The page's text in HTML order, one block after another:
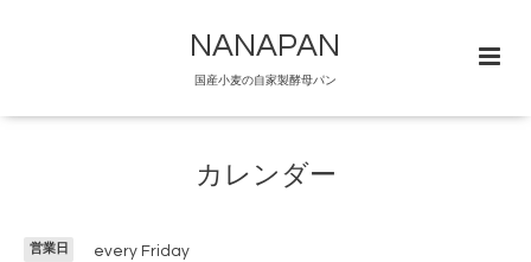
NANAPAN
国産小麦の自家製酵母パン
カレンダー
営業日 every Friday